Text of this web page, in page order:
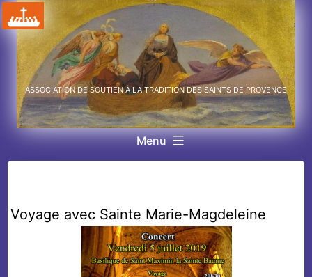
Aller
au
contenu
ASSOCIATION DE SOUTIEN À LA TRADITION DES SAINTS DE PROVENCE
Menu
Voyage avec Sainte Marie-Magdeleine